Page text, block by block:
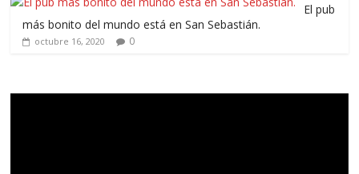
El pub
más bonito del mundo está en San Sebastián.
octubre 16, 2020 0